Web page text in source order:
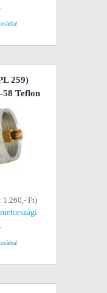
259)
58 Teflon
1.260,- Ft)